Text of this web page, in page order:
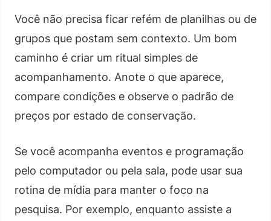
Você não precisa ficar refém de planilhas ou de
grupos que postam sem contexto. Um bom
caminho é criar um ritual simples de
acompanhamento. Anote o que aparece,
compare condições e observe o padrão de
preços por estado de conservação.
Se você acompanha eventos e programação
pelo computador ou pela sala, pode usar sua
rotina de mídia para manter o foco na
pesquisa. Por exemplo, enquanto assiste a